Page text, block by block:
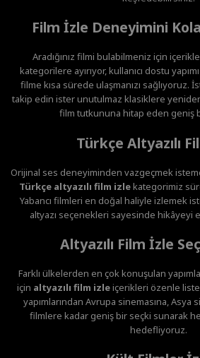
Film İzle Deneyimini
Aradığınız filmi bulabilmeniz için
kategorilere ayırıyor, kullanıcı dostu
filme kısa sürede ulaşmanızı sağlıyoruz.
takip edin ister unutulmaz klasiklere
film tutkununa hitap eden geniş
Türkçe Altyazılı
Orijinal ses deneyiminden vazgeçmek
Türkçe altyazılı film izlekategorimiz
Yabancı filmleri en doğal haliyle izlemek
altyazı seçenekleri sayesinde hikâyeyi
Altyazılı Film İzle
Farklı ülkelerden en çok konuşulan
için altyazılı film izleiçerikleri özenle
yapımlarından Avrupa sinemasına, Asya
filmlere kadar geniş bir seçki sunarak
hedefliyoruz.